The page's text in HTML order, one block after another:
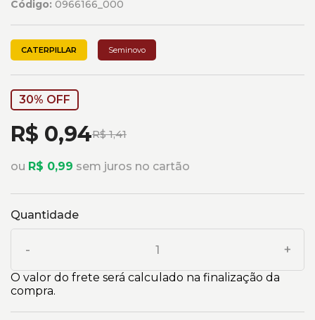
Código: 0966166_000
CATERPILLAR Seminovo
30% OFF
R$ 1,41
R$ 0,94
ou R$ 0,99 sem juros no cartão
Quantidade
- +
O valor do frete será calculado na finalização da
compra.